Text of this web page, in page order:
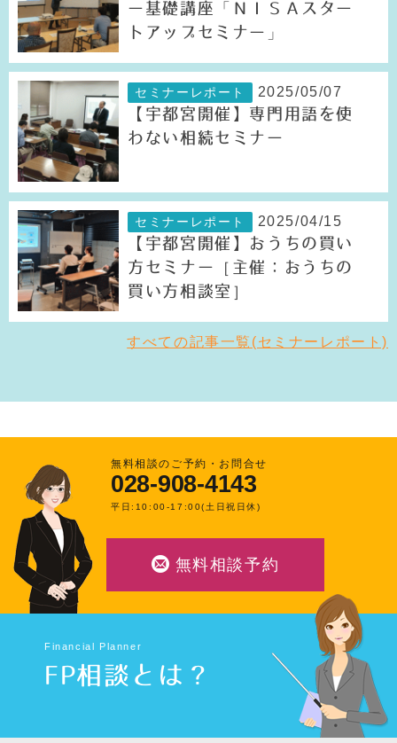
ー基礎講座「ＮＩＳＡスター
トアップセミナー」
セミナーレポート 2025/05/07
【宇都宮開催】専門用語を使
わない相続セミナー
セミナーレポート 2025/04/15
【宇都宮開催】おうちの買い
方セミナー［主催：おうちの
買い方相談室］
すべての記事一覧(セミナーレポート)
無料相談のご予約・お問合せ
028-908-4143
平日:10:00-17:00(土日祝日休)
無料相談予約
Financial Planner
FP相談とは？